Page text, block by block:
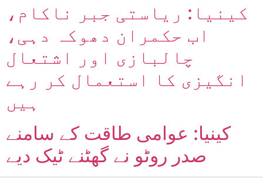
کینیا: ریاستی جبر ناکام،
اب حکمران دھوکہ دہی،
چالبازی اور اشتعال
انگیزی کا استعمال کر رہے
ہیں
کینیا: عوامی طاقت کے سامنے
صدر روٹو نے گھٹنے ٹیک دیے